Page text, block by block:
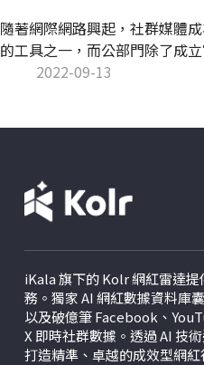
隨著網際網路興起，社群媒體
的工具之一，而公部門除了成
極尋找 YouTuber 協助宣傳政
2022-09-13
iKala 旗下的 Kolr 網紅雷達
務。獨家 AI 網紅數據資料庫
以及破億筆 Facebook、
X 即時社群數據。透過 AI 技
打造精準、卓越的成效型網紅